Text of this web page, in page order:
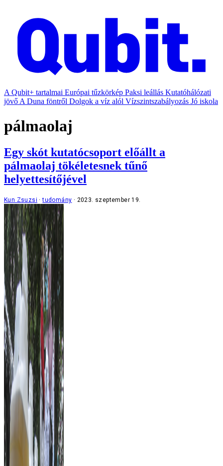
A Qubit+ tartalmai Európai tűzkörkép Paksi leállás Kutatóhálózati
jövő A Duna föntről Dolgok a víz alól Vízszintszabályozás Jó iskola
pálmaolaj
Egy skót kutatócsoport előállt a
pálmaolaj tökéletesnek tűnő
helyettesítőjével
Kun Zsuzsi tudomány 2023. szeptember 19.